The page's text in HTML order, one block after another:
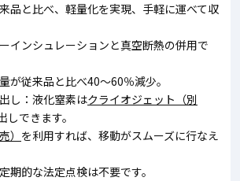
品と比べ、軽量化を実現、手軽に運べて収
インシュレーションと真空断熱の併用で
従来品と比べ40～60％減少。
し：液化窒素はクライオジェット（別
しできます。
） を利用すれば、移動がスムーズに行なえ
期的な法定点検は不要です。